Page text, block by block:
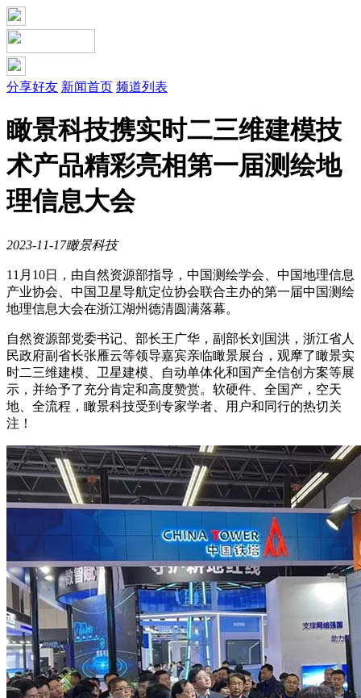
分享好友 新闻首页 频道列表
瞰景科技携实时二三维建模技
术产品精彩亮相第一届测绘地
理信息大会
2023-11-17瞰景科技
11月10日，由自然资源部指导，中国测绘学会、中国地理信息
产业协会、中国卫星导航定位协会联合主办的第一届中国测绘
地理信息大会在浙江湖州德清圆满落幕。
自然资源部党委书记、部长王广华，副部长刘国洪，浙江省人
民政府副省长张雁云等领导嘉宾亲临瞰景展台，观摩了瞰景实
时二三维建模、卫星建模、自动单体化和国产全信创方案等展
示，并给予了充分肯定和高度赞赏。软硬件、全国产，空天
地、全流程，瞰景科技受到专家学者、用户和同行的热切关
注！